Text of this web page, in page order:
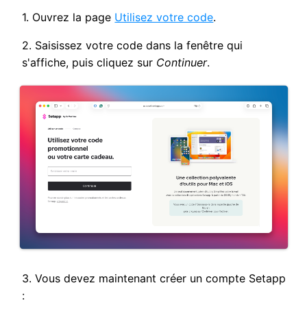
1. Ouvrez la page Utilisez votre code.
2. Saisissez votre code dans la fenêtre qui
s'affiche, puis cliquez sur Continuer.
3. Vous devez maintenant créer un compte Setapp
: